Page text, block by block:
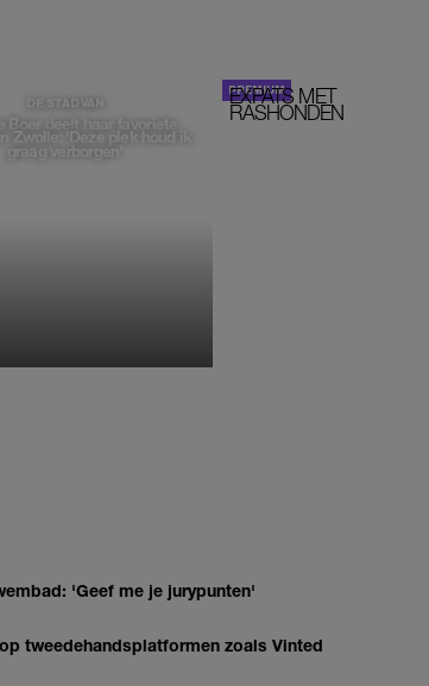
DE STAD VAN
Boer deelt haar favoriete
Zwolle: 'Deze plek houd ik
graag verborgen'
EXPATS MET
RASHONDEN
'Geef me je jurypunten'
tweedehandsplatformen zoals Vinted